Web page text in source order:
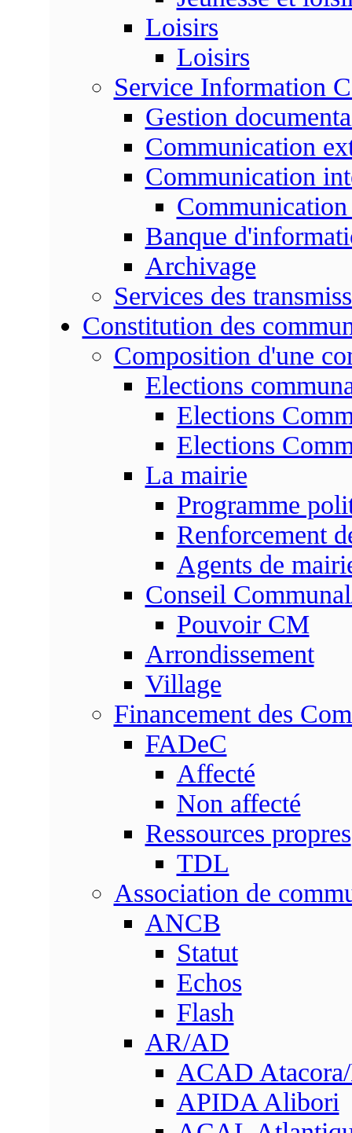
Loisirs
Loisirs
Service Information
Gestion
Communication
Communication
Communication
Banque
Archivage
Services des
Constitution des
Composition d'une
Elections
Elections
Elections
La mairie
Programme
Renforcement
Agents de
Conseil
Pouvoir CM
Arrondissement
Village
Financement des
FADeC
Affecté
Non affecté
Ressources propres
TDL
Association de
ANCB
Statut
Echos
Flash
AR/AD
ACAD
APIDA Alibori